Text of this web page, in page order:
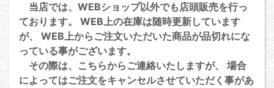
当店では、WEBショップ以外でも店頭販売を行っ
ております。 WEB上の在庫は随時更新しています
が、 WEB上からご注文いただいた商品が品切れにな
っている事がございます。
その際は、こちらからご連絡いたしますが、 場合
によってはご注文をキャンセルさせていただく事があ